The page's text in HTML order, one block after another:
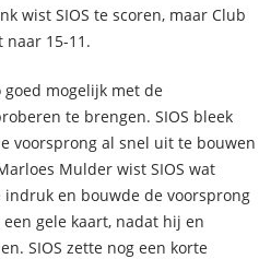
wist SIOS te scoren, maar Club
15-11.
mogelijk met de
te brengen. SIOS bleek
voorsprong al snel uit te bouwen
Mulder wist SIOS wat
en bouwde de voorsprong
gele kaart, nadat hij en
SIOS zette nog een korte